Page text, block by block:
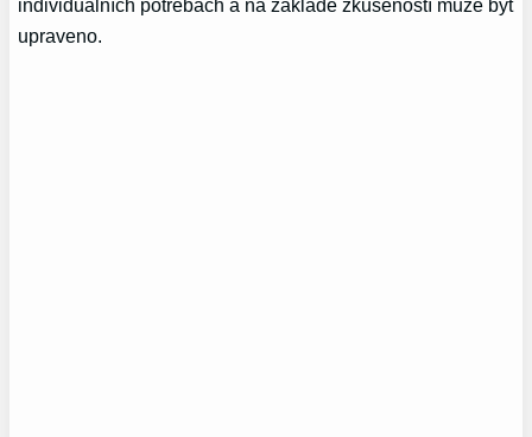
individuálních potřebách a na základě zkušeností může být
upraveno.